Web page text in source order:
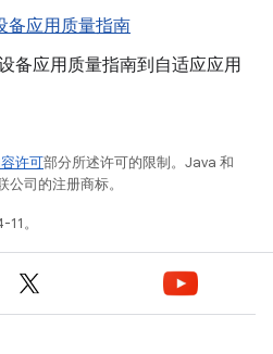
备应用质量指南
备应用质量指南到自适应应用
许可部分所述许可的限制。Java 和
司的注册商标。
。